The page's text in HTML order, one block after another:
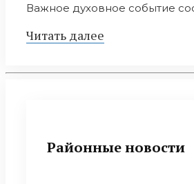
Важное духовное событие
Читать далее
Районные новости